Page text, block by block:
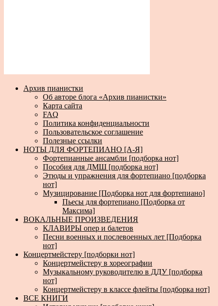
Архив пианистки
Об авторе блога «Архив пианистки»
Карта сайта
FAQ
Политика конфиденциальности
Пользовательское соглашение
Полезные ссылки
НОТЫ ДЛЯ ФОРТЕПИАНО [А-Я]
Фортепианные ансамбли [подборка нот]
Пособия для ДМШ [подборка нот]
Этюды и упражнения для фортепиано [подборка
нот]
Музицирование [Подборка нот для фортепиано]
Пьесы для фортепиано [Подборка от
Максима]
ВОКАЛЬНЫЕ ПРОИЗВЕДЕНИЯ
КЛАВИРЫ опер и балетов
Песни военных и послевоенных лет [Подборка
нот]
Концертмейстеру [подборки нот]
Концертмейстеру в хореографии
Музыкальному руководителю в ДДУ [подборка
нот]
Концертмейстеру в классе флейты [подборка нот]
ВСЕ КНИГИ